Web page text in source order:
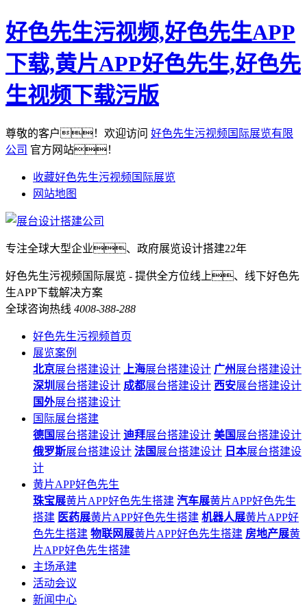
好色先生污视频,好色先生APP
下载,黄片APP好色先生,好色先
生视频下载污版
尊敬的客户！欢迎访问 好色先生污视频国际展览有限
公司 官方网站！
收藏好色先生污视频国际展览
网站地图
专注全球大型企业、政府展览设计搭建22年
好色先生污视频国际展览 - 提供全方位线上、线下好色先
生APP下载解决方案
全球咨询热线 4008-388-288
好色先生污视频首页
展览案例
北京展台搭建设计 上海展台搭建设计 广州展台搭建设计
深圳 展台搭建设计 成都展台搭建设计 西安展台搭建设计
国外展台搭建设计
国际展台搭建
德国 展台搭建设计 迪拜展台搭建设计 美国 展台搭建设计
俄罗斯展台搭建设计 法国 展台搭建设计 日本展台搭建设
计
黄片APP好色先生
珠宝展黄片APP好色先生搭建 汽车展黄片APP好色先生
搭建 医药展黄片APP好色先生搭建 机器人展黄片APP好
色先生搭建 物联网展黄片APP好色先生搭建 房地产展黄
片APP好色先生搭建
主场承建
活动会议
新闻中心